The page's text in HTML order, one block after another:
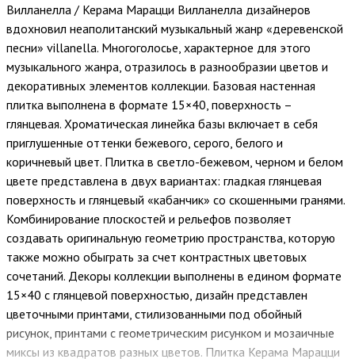
Вилланелла / Керама Марацци Вилланелла дизайнеров
вдохновил неаполитанский музыкальный жанр «деревенской
песни» villanella. Многоголосье, характерное для этого
музыкального жанра, отразилось в разнообразии цветов и
декоративных элементов коллекции. Базовая настенная
плитка выполнена в формате 15×40, поверхность –
глянцевая. Хроматическая линейка базы включает в себя
приглушенные оттенки бежевого, серого, белого и
коричневый цвет. Плитка в светло-бежевом, черном и белом
цвете представлена в двух вариантах: гладкая глянцевая
поверхность и глянцевый «кабанчик» со скошенными гранями.
Комбинирование плоскостей и рельефов позволяет
создавать оригинальную геометрию пространства, которую
также можно обыграть за счет контрастных цветовых
сочетаний. Декоры коллекции выполнены в едином формате
15×40 с глянцевой поверхностью, дизайн представлен
цветочными принтами, стилизованными под обойный
рисунок, принтами с геометрическим рисунком и мозаичные
миксы из квадратов разных цветов. Плитка Керама Марацци